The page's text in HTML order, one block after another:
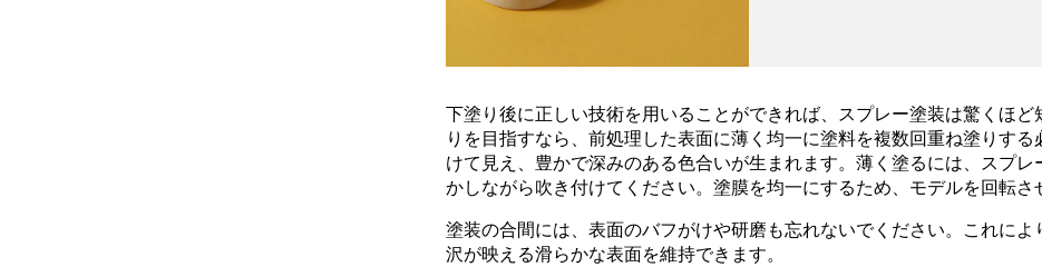
下塗り後に正しい技術を用いることができれば、スプレー塗装は驚くほ
りを目指すなら、前処理した表面に薄く均一に塗料を複数回重ね塗りす
けて見え、豊かで深みのある色合いが生まれます。薄く塗るには、スプ
かしながら吹き付けてください。塗膜を均一にするため、モデルを回転さ
塗装の合間には、表面のバフがけや研磨も忘れないでください。これに
沢が映える滑らかな表面を維持できます。